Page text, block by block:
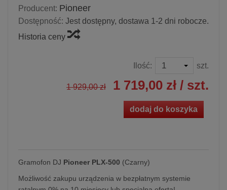
Producent: Pioneer
Dostępność: Jest dostępny, dostawa 1-2 dni robocze.
Historia ceny
Ilość: szt.
1 929,00 zł 1 719,00 zł / szt.
dodaj do koszyka
Gramofon DJ Pioneer PLX-500 (Czarny)
Możliwość zakupu urządzenia w bezpłatnym systemie